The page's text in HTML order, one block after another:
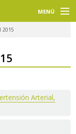
MENÚ
2015
Arterial,